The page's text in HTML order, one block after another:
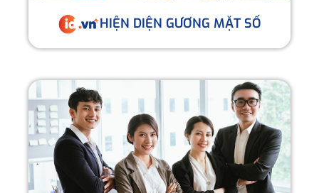
HIỆN DIỆN GƯƠNG MẶT SỐ